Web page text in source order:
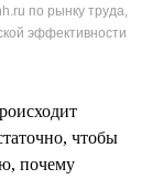
по рынку труда,
эффективности
чтобы
почему